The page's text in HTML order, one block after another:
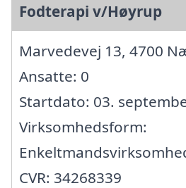
Fodterapi v/Høyrup
Marvedevej 13, 4700
Ansatte: 0
Startdato: 03.
Virksomhedsform:
CVR: 34268339